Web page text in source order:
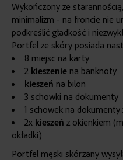
Wykończony ze
minimalizm - na froncie nie
podkreślić gładkość i
Portfel ze skóry posiada
8 miejsc na karty
2 kieszenie na banknoty
kieszeń na bilon
3 schowki na dokumenty
1 schowek na dokumenty
2x kieszeń z okienkiem
okładki)
Portfel męski skórzany